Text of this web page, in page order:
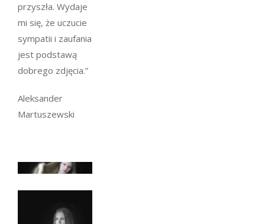
przyszła. Wydaje
mi się, że uczucie
sympatii i zaufania
jest podstawą
dobrego zdjęcia.”
Aleksander
Martuszewski